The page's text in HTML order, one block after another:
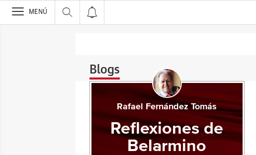
>
MENÚ
Blogs
Rafael Fernández Tomás
Reflexiones de
Belarmino